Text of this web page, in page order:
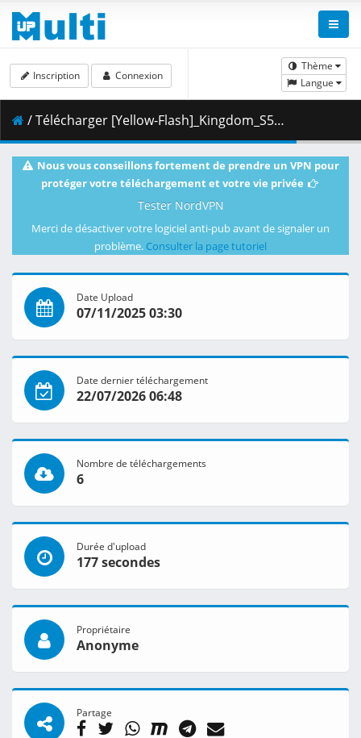
Thème
Langue
Inscription Connexion
/ Télécharger [Yellow-Flash]_Kingdom_S5_-_04_[Blu-Ray][1080p][10bit][1671F389].mkv.003 ( 438.88 MB )
Nous vous conseillons fortement de prendre un VPN pour
protéger votre téléchargement et votre vie privée
Tester NordVPN
Merci de désactiver votre logiciel anti-pub avant de signaler un
problème. Consulter la page tutoriel
Date Upload
07/11/2025 03:30
Date dernier téléchargement
22/07/2026 06:48
Nombre de téléchargements
6
Durée d'upload
177 secondes
Propriétaire
Anonyme
Partage